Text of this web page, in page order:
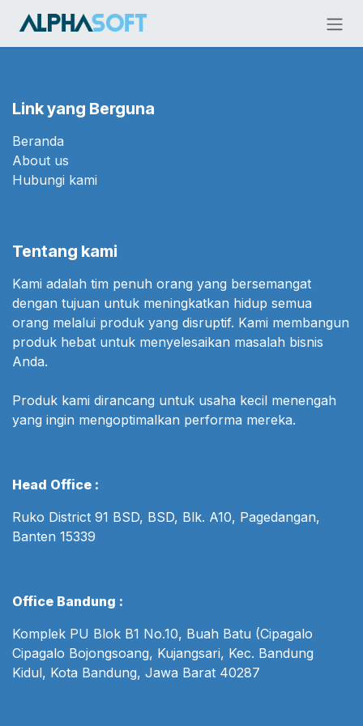
Link yang Berguna
Beranda
About us
Hubungi kami
Tentang kami
Kami adalah tim penuh orang yang bersemangat
dengan tujuan untuk meningkatkan hidup semua
orang melalui produk yang disruptif. Kami membangun
produk hebat untuk menyelesaikan masalah bisnis
Anda.
Produk kami dirancang untuk usaha kecil menengah
yang ingin mengoptimalkan performa mereka.
Head Office :
Ruko District 91 BSD, BSD, Blk. A10, Pagedangan,
Banten 15339
Office Bandung :
Komplek PU Blok B1 No.10, Buah Batu (Cipagalo
Cipagalo Bojongsoang, Kujangsari, Kec. Bandung
Kidul, Kota Bandung, Jawa Barat 40287